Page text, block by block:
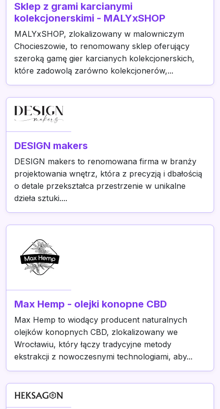
Sklep z grami karcianymi
kolekcjonerskimi - MALYxSHOP
MALYxSHOP, zlokalizowany w malowniczym
Chocieszowie, to renomowany sklep oferujący
szeroką gamę gier karcianych kolekcjonerskich,
które zadowolą zarówno kolekcjonerów,...
DESIGN makers
DESIGN makers to renomowana firma w branży
projektowania wnętrz, która z precyzją i dbałością
o detale przekształca przestrzenie w unikalne
dzieła sztuki....
Max Hemp - olejki konopne CBD
Max Hemp to wiodący producent naturalnych
olejków konopnych CBD, zlokalizowany we
Wrocławiu, który łączy tradycyjne metody
ekstrakcji z nowoczesnymi technologiami, aby...